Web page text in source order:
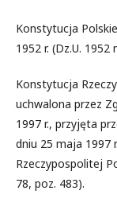
Konstytucja
1952 r. (Dz.U. 1952
Konstytucja
uchwalona przez
1997 r., przyjęta
dniu 25 maja 1997
Rzeczypospolitej
78, poz. 483).